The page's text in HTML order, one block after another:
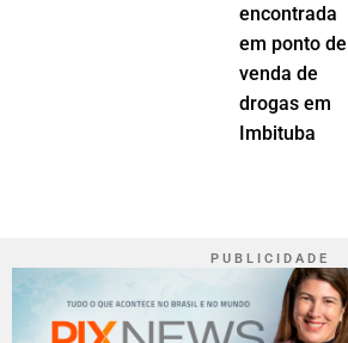
encontrada
em ponto de
venda de
drogas em
Imbituba
P U B L I C I D A D E